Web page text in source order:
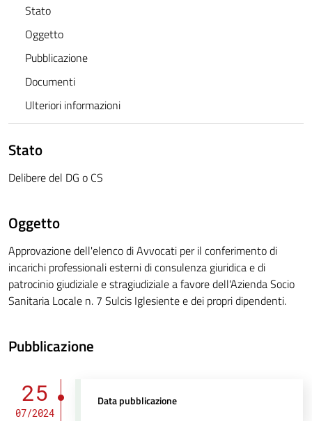
Stato
Oggetto
Pubblicazione
Documenti
Ulteriori informazioni
Stato
Delibere del DG o CS
Oggetto
Approvazione dell'elenco di Avvocati per il conferimento di
incarichi professionali esterni di consulenza giuridica e di
patrocinio giudiziale e stragiudiziale a favore dell'Azienda Socio
Sanitaria Locale n. 7 Sulcis Iglesiente e dei propri dipendenti.
Pubblicazione
25
07/2024
Data pubblicazione